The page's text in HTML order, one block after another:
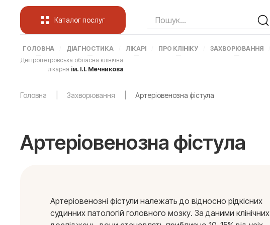
Каталог послуг
ГОЛОВНА ДІАГНОСТИКА ЛІКАРІ ПРО КЛІНІКУ ЗАХВОРЮВАННЯ
Дніпропетровська обласна клінічна
лікарня ім. І.І. Мечникова
Головна Захворювання Артеріовенозна фістула
Артеріовенозна фістула
Артеріовенозні фістули належать до відносно рідкісних
судинних патологій головного мозку. За даними клінічних